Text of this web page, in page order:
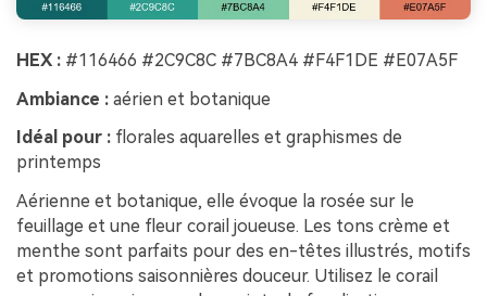
HEX : #116466 #2C9C8C #7BC8A4 #F4F1DE #E07A5F
Ambiance : aérien et botanique
Idéal pour : florales aquarelles et graphismes de
printemps
Aérienne et botanique, elle évoque la rosée sur le
feuillage et une fleur corail joueuse. Les tons crème et
menthe sont parfaits pour des en-têtes illustrés, motifs
et promotions saisonnières douceur. Utilisez le corail